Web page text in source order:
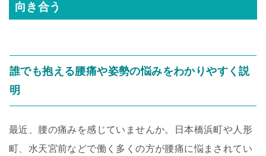
向き合う
誰でも抱える腰痛や姿勢の悩みをわかりやすく説
明
最近、腰の痛みを感じていませんか。日本橋浜町や人形
町、水天宮前などで働く多くの方が腰痛に悩まされてい